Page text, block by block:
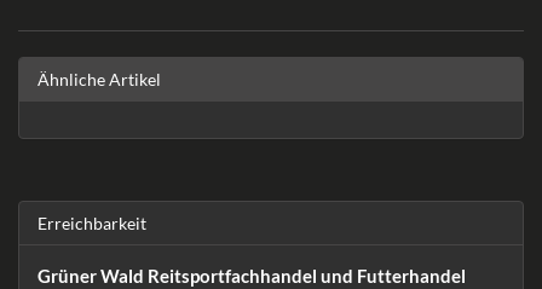
Ähnliche Artikel
Erreichbarkeit
Grüner Wald Reitsportfachhandel und Futterhandel